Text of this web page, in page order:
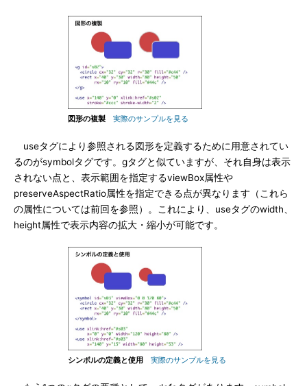
図形の複製 実際のサンプルを見る
useタグにより参照される図形を定義するために用意されてい
るのがsymbolタグです。gタグと似ていますが、それ自身は表示
されない点と、表示範囲を指定するviewBox属性や
preserveAspectRatio属性を指定できる点が異なります（これら
の属性については前回を参照）。これにより、useタグのwidth、
height属性で表示内容の拡大・縮小が可能です。
シンボルの定義と使用 実際のサンプルを見る